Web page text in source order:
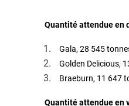
Quantité attendue en
Gala, 28 545
Golden Delicious,
Braeburn, 11 647
Quantité attendue en